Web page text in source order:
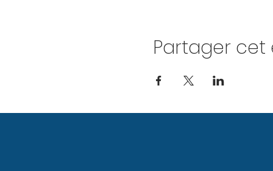
Partager